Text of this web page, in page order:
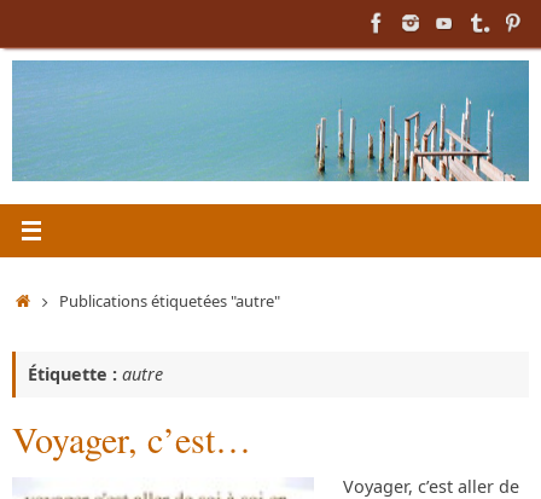
au
AccueilPublications étiquetées "autre"
Étiquette : autre
Voyager, c’est…
Voyager, c’est aller de